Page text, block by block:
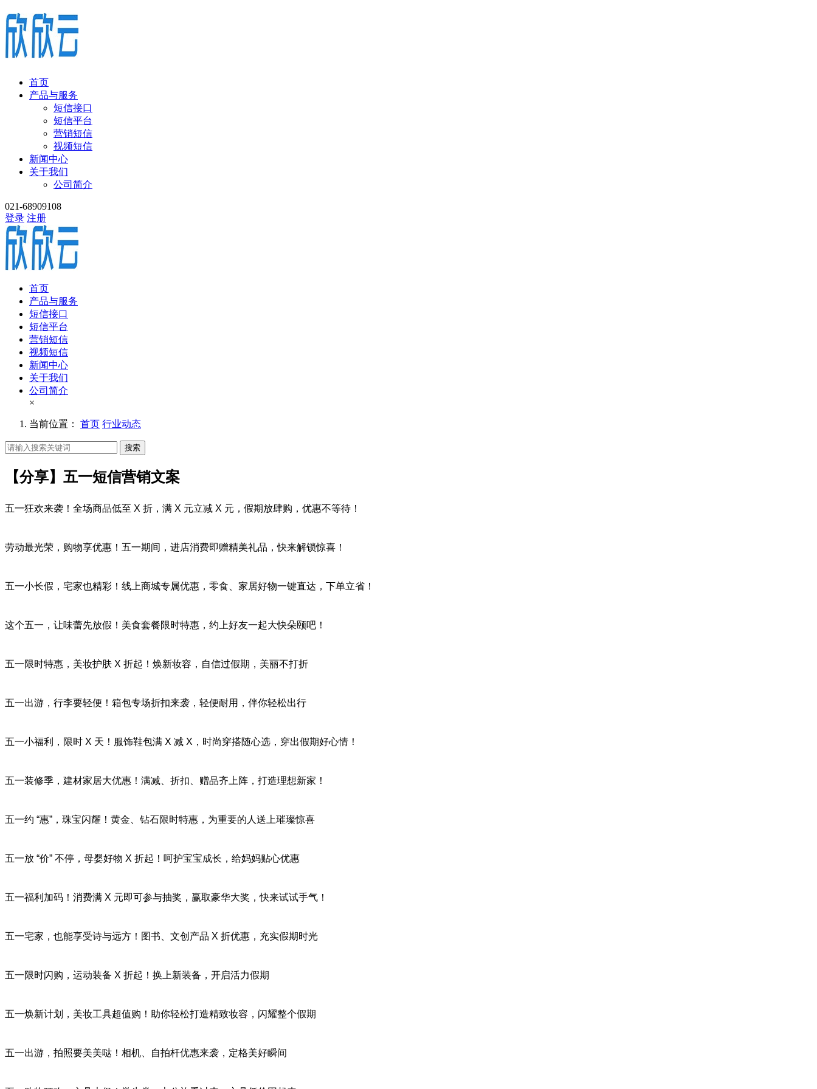
首页
产品与服务
短信接口
短信平台
营销短信
视频短信
新闻中心
关于我们
公司简介
021-68909108
登录 注册
首页
产品与服务
短信接口
短信平台
营销短信
视频短信
新闻中心
关于我们
公司简介
×
当前位置： 首页 行业动态
搜索
【分享】五一短信营销文案
五一狂欢来袭！全场商品低至 X 折，满 X 元立减 X 元，假期放肆购，优惠不等待！
劳动最光荣，购物享优惠！五一期间，进店消费即赠精美礼品，快来解锁惊喜！
五一小长假，宅家也精彩！线上商城专属优惠，零食、家居好物一键直达，下单立省！
这个五一，让味蕾先放假！美食套餐限时特惠，约上好友一起大快朵颐吧！
五一限时特惠，美妆护肤 X 折起！焕新妆容，自信过假期，美丽不打折
五一出游，行李要轻便！箱包专场折扣来袭，轻便耐用，伴你轻松出行
五一小福利，限时 X 天！服饰鞋包满 X 减 X，时尚穿搭随心选，穿出假期好心情！
五一装修季，建材家居大优惠！满减、折扣、赠品齐上阵，打造理想新家！
五一约 “惠”，珠宝闪耀！黄金、钻石限时特惠，为重要的人送上璀璨惊喜
五一放 “价” 不停，母婴好物 X 折起！呵护宝宝成长，给妈妈贴心优惠
五一福利加码！消费满 X 元即可参与抽奖，赢取豪华大奖，快来试试手气！
五一宅家，也能享受诗与远方！图书、文创产品 X 折优惠，充实假期时光
五一限时闪购，运动装备 X 折起！换上新装备，开启活力假期
五一焕新计划，美妆工具超值购！助你轻松打造精致妆容，闪耀整个假期
五一出游，拍照要美美哒！相机、自拍杆优惠来袭，定格美好瞬间